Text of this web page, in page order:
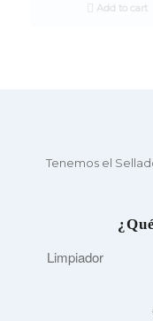
Add to cart
Tenemos el